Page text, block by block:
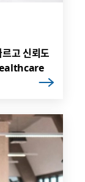
고 신뢰도